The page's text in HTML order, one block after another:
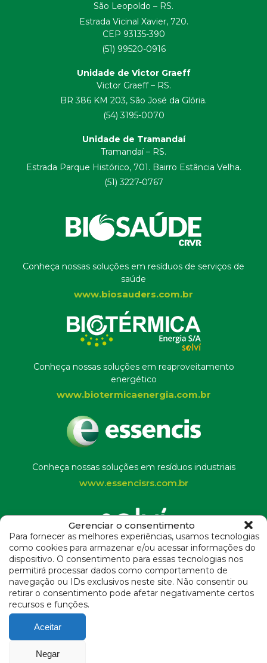
Gerenciar o consentimento
Para fornecer as melhores experiências, usamos tecnologias
como cookies para armazenar e/ou acessar informações do
dispositivo. O consentimento para essas tecnologias nos
permitirá processar dados como comportamento de
navegação ou IDs exclusivos neste site. Não consentir ou
retirar o consentimento pode afetar negativamente certos
recursos e funções.
Aceitar
Negar
São Leopoldo – RS.
Estrada Vicinal Xavier, 720.
CEP 93135-390
(51) 99520-0916
Unidade de Victor Graeff
Victor Graeff – RS.
BR 386 KM 203, São José da Glória.
(54) 3195-0070
Unidade de Tramandaí
Tramandaí – RS.
Estrada Parque Histórico, 701. Bairro Estância Velha.
(51) 3227-0767
Conheça nossas soluções em resíduos de serviços de
saúde
www.biosauders.com.br
Conheça nossas soluções em reaproveitamento
energético
www.biotermicaenergia.com.br
Conheça nossas soluções em resíduos industriais
www.essencisrs.com.br
Instituto Solví
Termos de uso de Cookies e Política de Privacidade
CRVR Companhia Riograndense de Valorização de Resíduos | 2020 ©
desenvolvido por due+propaganda